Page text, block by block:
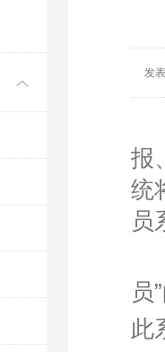
发
报
统
员
员
此